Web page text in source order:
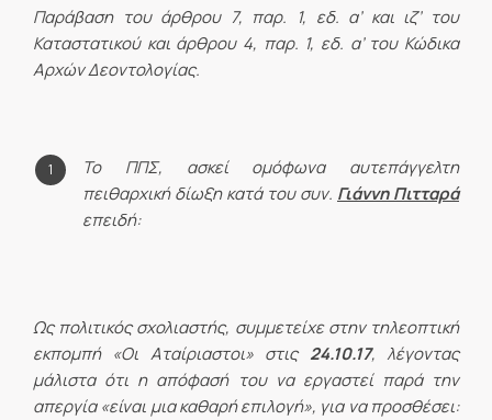
Παράβαση του άρθρου 7, παρ. 1, εδ. α’ και ιζ’ του
Καταστατικού και άρθρου 4, παρ. 1, εδ. α’ του Κώδικα
Αρχών Δεοντολογίας.
Το ΠΠΣ, ασκεί ομόφωνα αυτεπάγγελτη
πειθαρχική δίωξη κατά του συν. Γιάννη Πιτταρά
επειδή:
Ως πολιτικός σχολιαστής, συμμετείχε στην τηλεοπτική
εκπομπή «Οι Αταίριαστοι» στις 24.10.17, λέγοντας
μάλιστα ότι η απόφασή του να εργαστεί παρά την
απεργία «είναι μια καθαρή επιλογή», για να προσθέσει: